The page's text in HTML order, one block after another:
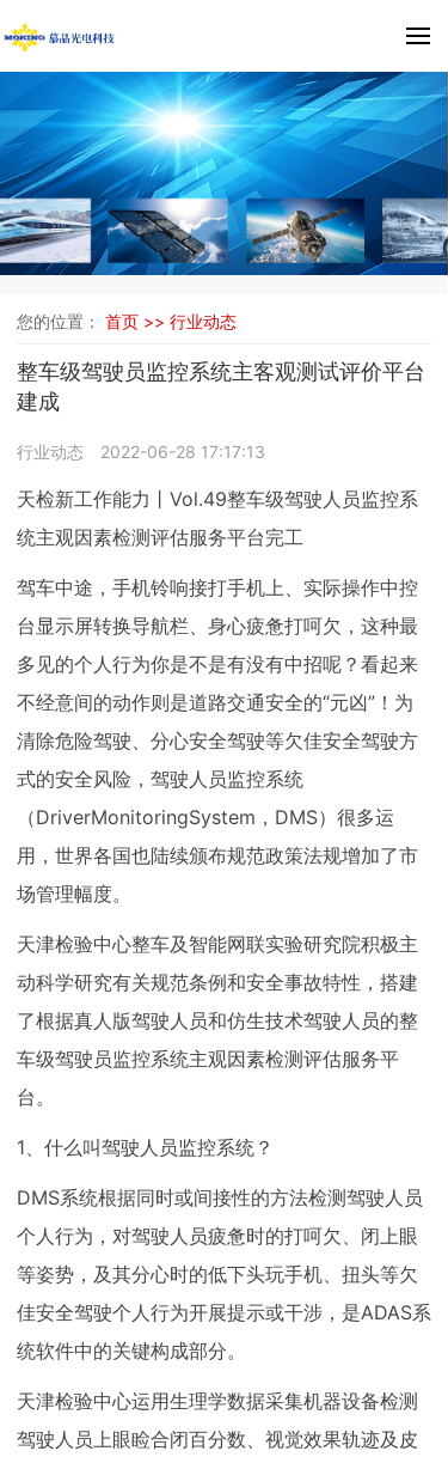
您的位置： 首页 >> 行业动态
整车级驾驶员监控系统主客观测试评价平台
建成
行业动态 2022-06-28 17:17:13
天检新工作能力丨Vol.49整车级驾驶人员监控系
统主观因素检测评估服务平台完工
驾车中途，手机铃响接打手机上、实际操作中控
台显示屏转换导航栏、身心疲惫打呵欠，这种最
多见的个人行为你是不是有没有中招呢？看起来
不经意间的动作则是道路交通安全的“元凶”！为
清除危险驾驶、分心安全驾驶等欠佳安全驾驶方
式的安全风险，驾驶人员监控系统
（DriverMonitoringSystem，DMS）很多运
用，世界各国也陆续颁布规范政策法规增加了市
场管理幅度。
天津检验中心整车及智能网联实验研究院积极主
动科学研究有关规范条例和安全事故特性，搭建
了根据真人版驾驶人员和仿生技术驾驶人员的整
车级驾驶员监控系统主观因素检测评估服务平
台。
1、什么叫驾驶人员监控系统？
DMS系统根据同时或间接性的方法检测驾驶人员
个人行为，对驾驶人员疲惫时的打呵欠、闭上眼
等姿势，及其分心时的低下头玩手机、扭头等欠
佳安全驾驶个人行为开展提示或干涉，是ADAS系
统软件中的关键构成部分。
天津检验中心运用生理学数据采集机器设备检测
驾驶人员上眼睑合闭百分数、视觉效果轨迹及皮